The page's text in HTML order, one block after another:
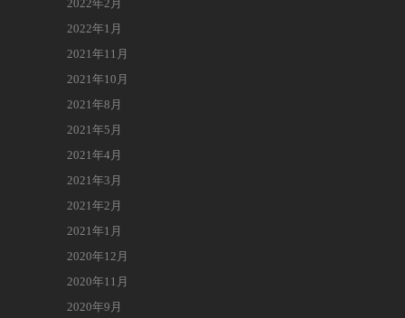
2022年2月
2022年1月
2021年11月
2021年10月
2021年8月
2021年5月
2021年4月
2021年3月
2021年2月
2021年1月
2020年12月
2020年11月
2020年9月